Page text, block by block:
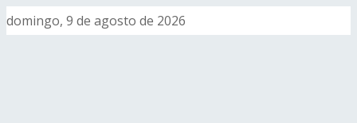
domingo, 9 de agosto de 2026